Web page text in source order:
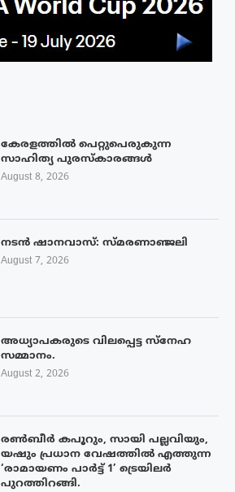
കേരളത്തിൽ പെറ്റുപെരുകുന്ന
സാഹിത്യ പുരസ്‌കാരങ്ങൾ
August 8, 2026
നടൻ ഷാനവാസ്: സ്മരണാഞ്ജലി
August 7, 2026
അധ്യാപകരുടെ വിലപ്പെട്ട സ്നേഹ
സമ്മാനം.
August 2, 2026
രൺബീർ കപൂറും, സായി പല്ലവിയും,
യഷും പ്രധാന വേഷത്തിൽ എത്തുന്ന
‘രാമായണം പാർട്ട് 1’ ട്രെയിലർ
പുറത്തിറങ്ങി.